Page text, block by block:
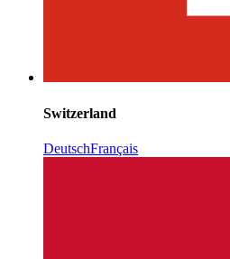
Switzerland
DeutschFrançais